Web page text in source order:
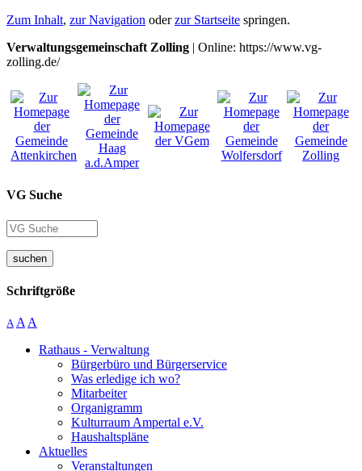
Zum Inhalt, zur Navigation oderzur Startseite springen.
Verwaltungsgemeinschaft Zolling | Online: https://www.vg-
zolling.de/
VG Suche
suchen
Schriftgröße
A A A
Rathaus - Verwaltung
Bürgerbüro und Bürgerservice
Was erledige ich wo?
Mitarbeiter
Organigramm
Kulturraum Ampertal e.V.
Haushaltspläne
Aktuelles
Veranstaltungen